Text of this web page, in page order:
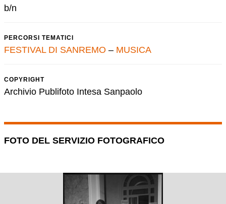
b/n
PERCORSI TEMATICI
FESTIVAL DI SANREMO – MUSICA
COPYRIGHT
Archivio Publifoto Intesa Sanpaolo
FOTO DEL SERVIZIO FOTOGRAFICO